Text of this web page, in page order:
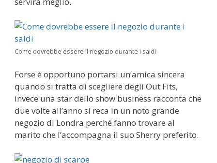
Come dovrebbe essere il negozio durante i saldi
Forse è opportuno portarsi un’amica sincera
quando si tratta di scegliere degli Out Fits,
invece una star dello show business racconta che
due volte all’anno si reca in un noto grande
negozio di Londra perché fanno trovare al
marito che l’accompagna il suo Sherry preferito.